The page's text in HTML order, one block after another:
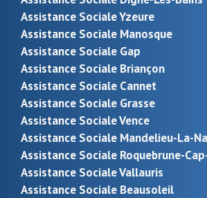
Assistance Sociale Yzeure
Assistance Sociale Manosque
Assistance Sociale Gap
Assistance Sociale Briançon
Assistance Sociale Cannet
Assistance Sociale Grasse
Assistance Sociale Vence
Assistance Sociale Mandelieu-La-
Assistance Sociale Roquebrune-
Assistance Sociale Vallauris
Assistance Sociale Beausoleil